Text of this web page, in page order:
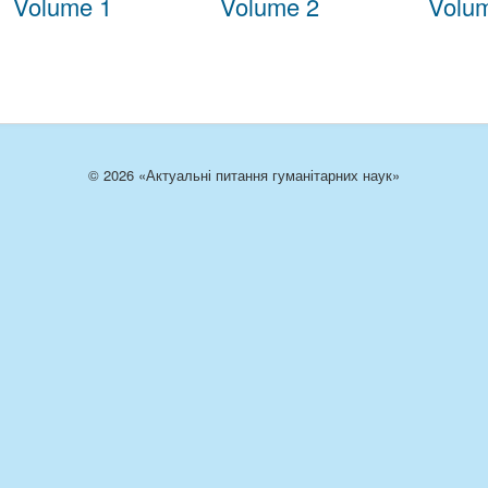
© 2026 «Актуальні питання гуманітарних наук»